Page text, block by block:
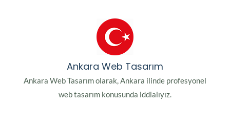
Ankara Web Tasarım
Ankara Web Tasarım olarak, Ankara ilinde profesyonel
web tasarım konusunda iddialıyız.